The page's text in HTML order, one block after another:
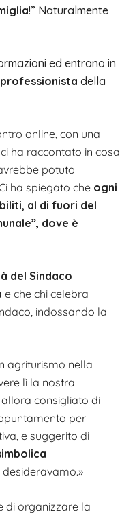
!” Naturalmente
ed entrano in
della
online, con una
ha raccontato in cosa
potuto
ha spiegato che ogni
al di fuori del
dove è
del Sindaco
e che chi celebra
indossando la
agriturismo nella
lì la nostra
consigliato di
per
e suggerito di
di organizzare la